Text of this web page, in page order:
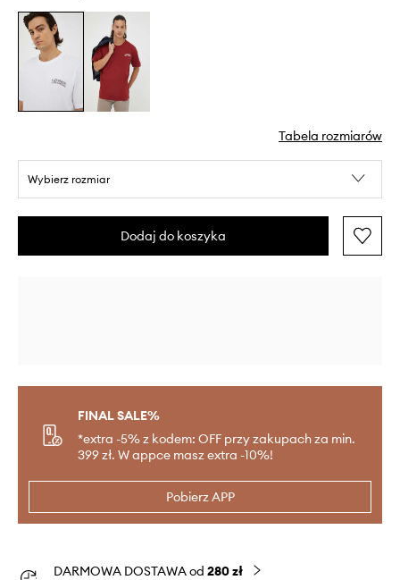
Tabela rozmiarów
Wybierz rozmiar
Dodaj do koszyka
FINAL SALE%
*extra -5% z kodem: OFF przy zakupach za min.
399 zł. W appce masz extra -10%!
Pobierz APP
DARMOWA DOSTAWA od 280 zł